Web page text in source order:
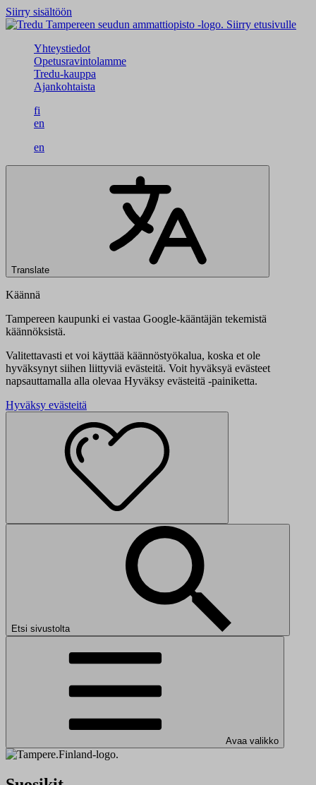
Siirry sisältöön
Siirry etusivulle
Yhteystiedot
Opetusravintolamme
Tredu-kauppa
Ajankohtaista
fi
en
en
Translate
Käännä
Tampereen kaupunki ei vastaa Google-kääntäjän tekemistä
käännöksistä.
Valitettavasti et voi käyttää käännöstyökalua, koska et ole
hyväksynyt siihen liittyviä evästeitä. Voit hyväksyä evästeet
napsauttamalla alla olevaa Hyväksy evästeitä -painiketta.
Hyväksy evästeitä
Etsi sivustolta
Avaa valikko